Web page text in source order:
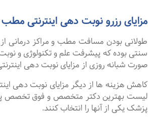
مزایای رزرو نوبت دهی
طولانی بودن مسافت مطب و مراکز درمانی
صورت شبانه روزی از مزایای نوبت دهی
کاهش هزینه ها از دیگر مزایای نوبت دهی
لیست بهترین دکتر متخصص و فوق تخصص
پزشک یکی از آنها را انتخاب کنند.